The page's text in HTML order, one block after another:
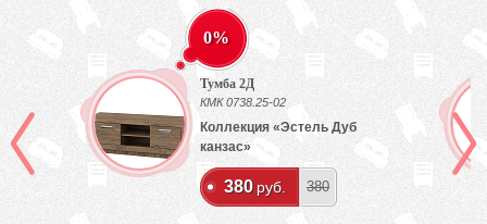
0%
Тумба 2Д
КМК 0738.25-02
Коллекция «Эстель Дуб
канзас»
380 руб. 380